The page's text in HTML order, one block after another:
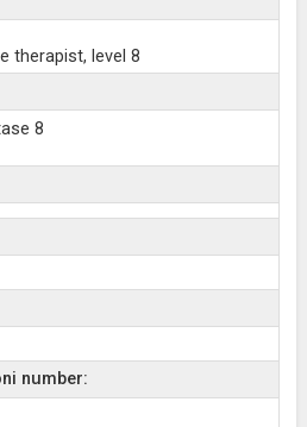
therapist, level 8
8
number: